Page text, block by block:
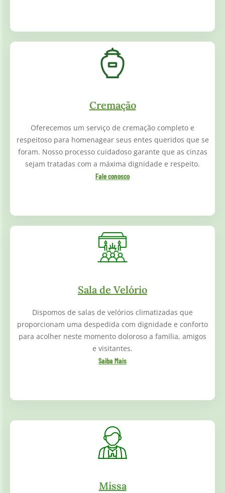
Cremação
Oferecemos um serviço de cremação completo e
respeitoso para homenagear seus entes queridos que se
foram. Nosso processo cuidadoso garante que as cinzas
sejam tratadas com a máxima dignidade e respeito.
Fale conosco
Sala de Velório
Dispomos de salas de velórios climatizadas que
proporcionam uma despedida com dignidade e conforto
para acolher neste momento doloroso a família, amigos
e visitantes.
Saiba Mais
Missa